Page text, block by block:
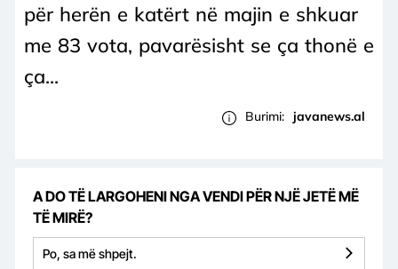
për herën e katërt në majin e shkuar
me 83 vota, pavarësisht se ça thonë e
ça...
Burimi: javanews.al
A DO TË LARGOHENI NGA VENDI PËR NJË JETË MË
TË MIRË?
Po, sa më shpejt.